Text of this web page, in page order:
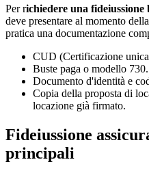
Perrichiedere una
deve presentare al momento
pratica una documentazione
CUD (Certificazione
Buste paga o modello 730.
Documento d'identità e
Copia della proposta di
locazione già firmato.
Fideiussione
principali